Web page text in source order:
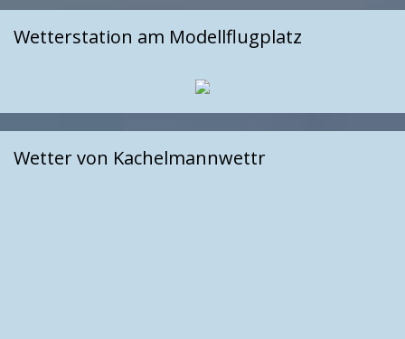
Wetterstation am Modellflugplatz
Wetter von Kachelmannwettr